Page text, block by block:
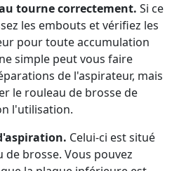
tourne correctement. Si ce
les embouts et vérifiez les
pour toute accumulation
simple peut vous faire
de l'aspirateur, mais
le rouleau de brosse de
l'utilisation.
Celui-ci est situé
brosse. Vous pouvez